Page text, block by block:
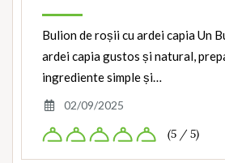
Bulion de roșii cu ardei capia Un
ardei capia gustos și natural,
ingrediente simple și…
02/09/2025
(5 / 5)